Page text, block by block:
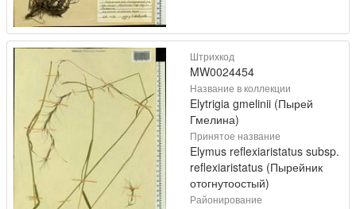
Штрихкод
MW0024454
Название в коллекции
Elytrigia gmelinii (Пырей
Гмелина)
Принятое название
Elymus reflexiaristatus subsp.
reflexiaristatus (Пырейник
отогнутоостый)
Районирование